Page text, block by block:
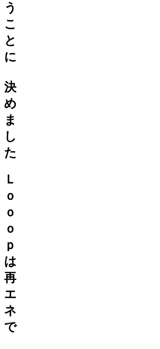
う
こ
と
に
決
め
ま
し
た
Ｌ
ｏ
ｏ
ｏ
ｐ
は
再
エ
ネ
で